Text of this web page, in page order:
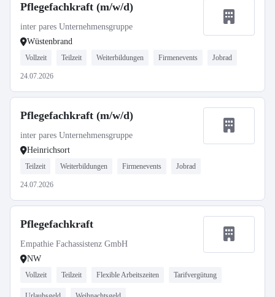
Pflegefachkraft (m/w/d)
inter pares Unternehmensgruppe
Wüstenbrand
Vollzeit Teilzeit Weiterbildungen Firmenevents Jobrad
24.07.2026
Pflegefachkraft (m/w/d)
inter pares Unternehmensgruppe
Heinrichsort
Teilzeit Weiterbildungen Firmenevents Jobrad
24.07.2026
Pflegefachkraft
Empathie Fachassistenz GmbH
NW
Vollzeit Teilzeit Flexible Arbeitszeiten Tarifvergütung